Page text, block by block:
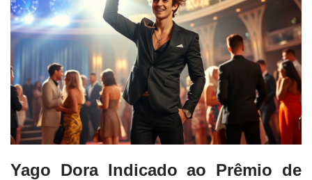
Yago Dora Indicado ao Prêmio de